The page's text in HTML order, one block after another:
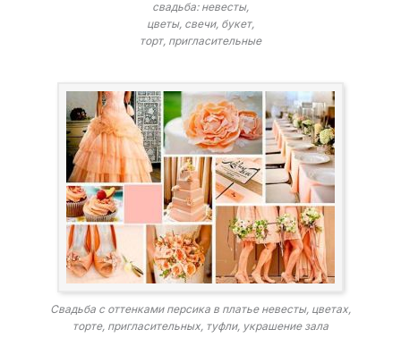
свадьба: невесты,
цветы, свечи, букет,
торт, пригласительные
Свадьба с оттенками персика в платье невесты, цветах,
торте, пригласительных, туфли, украшение зала